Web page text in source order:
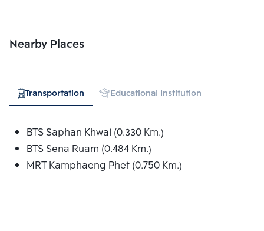
Nearby Places
Transportation Educational Institution
BTS Saphan Khwai (0.330 Km.)
BTS Sena Ruam (0.484 Km.)
MRT Kamphaeng Phet (0.750 Km.)